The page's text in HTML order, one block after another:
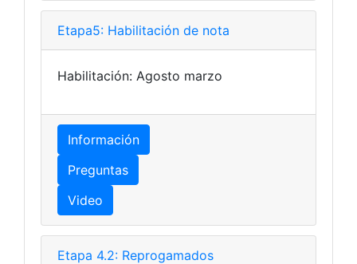
Etapa5: Habilitación de nota
Habilitación: Agosto marzo
Información
Preguntas
Video
Etapa 4.2: Reprogamados